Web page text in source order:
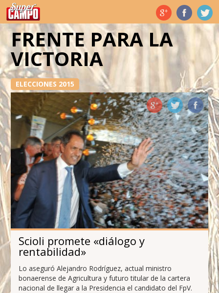
Temas de hoy
FRENTE PARA LA
VICTORIA
ELECCIONES 2015
Scioli promete «diálogo y
rentabilidad»
Lo aseguró Alejandro Rodríguez, actual ministro
bonaerense de Agricultura y futuro titular de la cartera
nacional de llegar a la Presidencia el candidato del FpV.